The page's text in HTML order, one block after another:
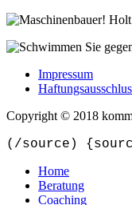
Impressum
Copyright © 2018
(/source)
Home
Beratung
Coaching